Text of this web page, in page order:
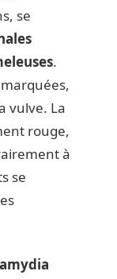
se
.
vulve. La
rouge,
à
se